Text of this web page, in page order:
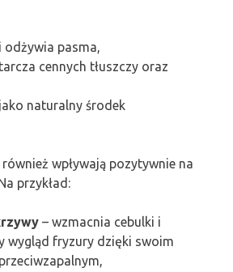
odżywia pasma,
cennych tłuszczy oraz
naturalny środek
również wpływają pozytywnie na
przykład:
– wzmacnia cebulki i
wygląd fryzury dzięki swoim